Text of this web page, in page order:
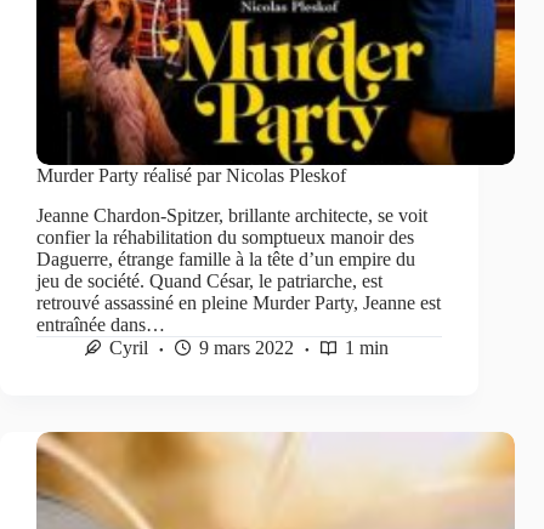
Murder Party réalisé par Nicolas Pleskof
Jeanne Chardon-Spitzer, brillante architecte, se voit
confier la réhabilitation du somptueux manoir des
Daguerre, étrange famille à la tête d’un empire du
jeu de société. Quand César, le patriarche, est
retrouvé assassiné en pleine Murder Party, Jeanne est
entraînée dans…
Cyril
9 mars 2022 1 min